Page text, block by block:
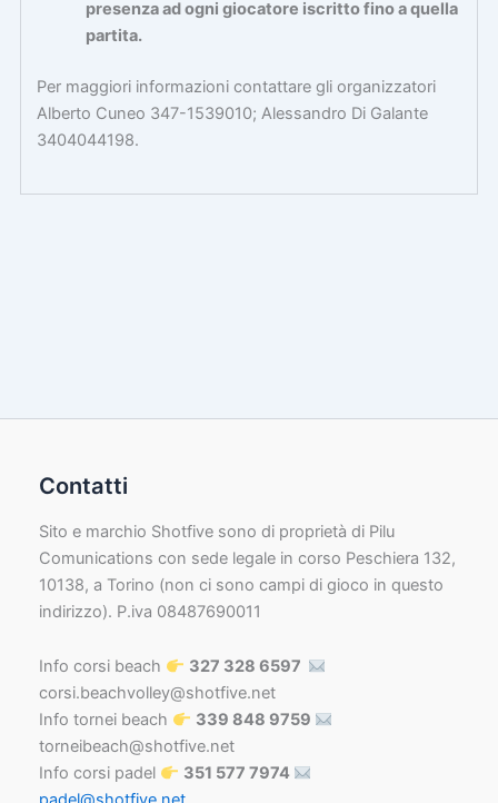
presenza ad ogni giocatore iscritto fino a quella
partita.
Per maggiori informazioni contattare gli organizzatori
Alberto Cuneo 347-1539010; Alessandro Di Galante
3404044198.
Contatti
Sito e marchio Shotfive sono di proprietà di Pilu
Comunications con sede legale in corso Peschiera 132,
10138, a Torino (non ci sono campi di gioco in questo
indirizzo). P.iva 08487690011
Info corsi beach
327 328 6597
corsi.beachvolley@shotfive.net
Info tornei beach
339 848 9759
torneibeach@shotfive.net
Info corsi padel
351 577 7974